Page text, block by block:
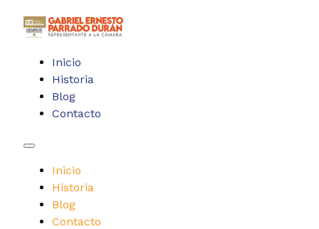
Inicio
Historia
Blog
Contacto
Inicio
Historia
Blog
Contacto